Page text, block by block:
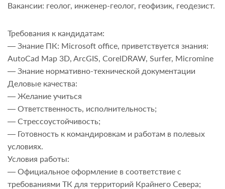
Вакансии: геолог, инженер-геолог, геофизик, геодезист.
Требования к кандидатам:
— Знание ПК: Microsoft office, приветствуется знания:
AutoCad Map 3D, ArcGIS, CorelDRAW, Surfer, Micromine
— Знание нормативно-технической документации
Деловые качества:
— Желание учиться
— Ответственность, исполнительность;
— Стрессоустойчивость;
— Готовность к командировкам и работам в полевых
условиях.
Условия работы:
— Официальное оформление в соответствие с
требованиями ТК для территорий Крайнего Севера;